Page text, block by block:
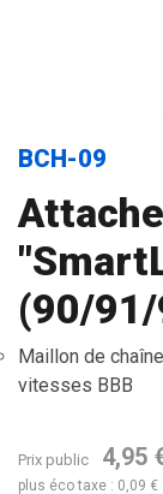
BCH-09
(90/
Maillon de
vitesses BBB
Prix public 4,95
plus éco taxe : 0,09 €